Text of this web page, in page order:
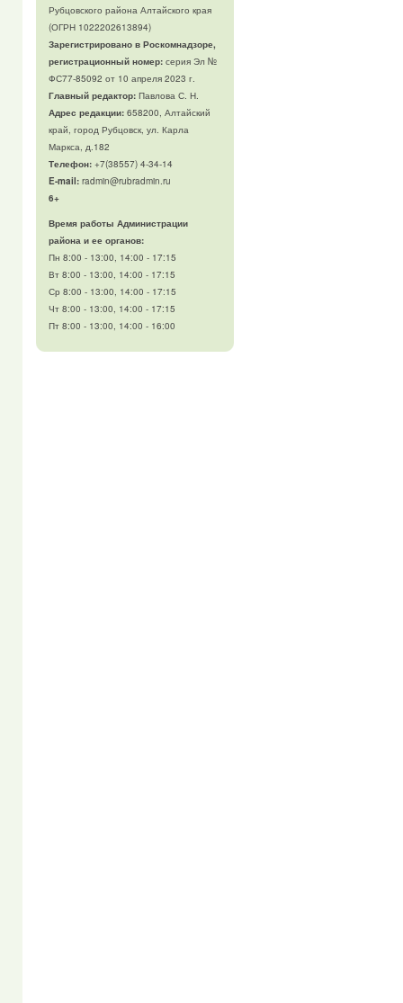
Рубцовского района Алтайского края
(ОГРН 1022202613894)
Зарегистрировано в Роскомнадзоре,
регистрационный номер:серия Эл №
ФС77-85092 от 10 апреля 2023 г.
Главный редактор:Павлова С. Н.
Адрес редакции:658200, Алтайский
край, город Рубцовск, ул. Карла
Маркса, д.182
Телефон:+7(38557) 4-34-14
E-mail:radmin@rubradmin.ru
6+
Время работы Администрации
района и ее органов:
Пн 8:00 - 13:00, 14:00 - 17:15
Вт 8:00 - 13:00, 14:00 - 17:15
Ср 8:00 - 13:00, 14:00 - 17:15
Чт 8:00 - 13:00, 14:00 - 17:15
Пт 8:00 - 13:00, 14:00 - 16:00